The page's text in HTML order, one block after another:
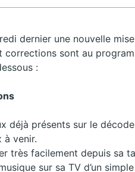
dernier une nouvelle
corrections sont au
:
déjà présents sur le
à venir.
très facilement depuis sa
sur sa TV d’un